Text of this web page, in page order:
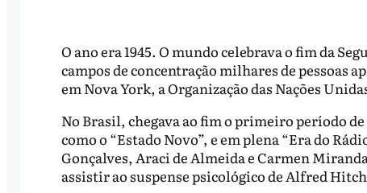
O ano era 1945. O mundo celebrava o fim da
campos de concentração milhares de pessoas
em Nova York, a Organização das Nações
No Brasil, chegava ao fim o primeiro período
como o “Estado Novo”, e em plena “Era do
Gonçalves, Araci de Almeida e Carmen
assistir ao suspense psicológico de Alfred